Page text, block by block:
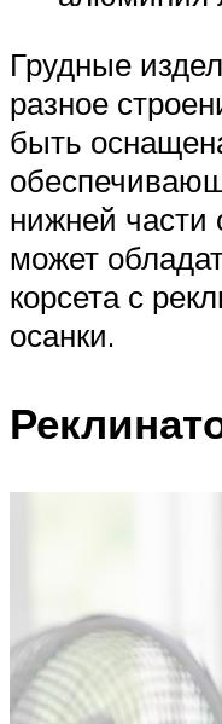
Грудные
разное
быть
нижней части
может
корсета с
осанки.